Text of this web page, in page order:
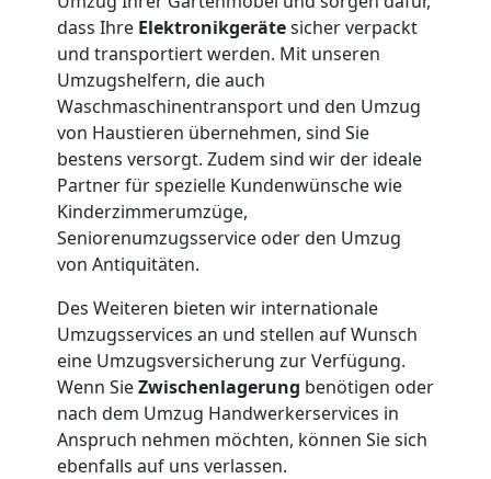
dass Ihre Elektronikgerätesicher verpackt
und transportiert werden. Mit unseren
Umzugshelfern, die auch
Waschmaschinentransport und den Umzug
von Haustieren übernehmen, sind Sie
bestens versorgt. Zudem sind wir der ideale
Partner für spezielle Kundenwünsche wie
Kinderzimmerumzüge,
Seniorenumzugsservice oder den Umzug
von Antiquitäten.
Des Weiteren bieten wir internationale
Umzugsservices an und stellen auf Wunsch
eine Umzugsversicherung zur Verfügung.
Wenn SieZwischenlagerung benötigen oder
nach dem Umzug Handwerkerservices in
Anspruch nehmen möchten, können Sie sich
ebenfalls auf uns verlassen.
Mann
LKW
Möbellift
Dornbirn
Übersiedlung
Dornbirn